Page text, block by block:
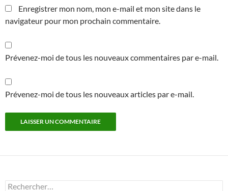
Enregistrer mon nom, mon e-mail et mon site dans le
navigateur pour mon prochain commentaire.
Prévenez-moi de tous les nouveaux commentaires par e-mail.
Prévenez-moi de tous les nouveaux articles par e-mail.
Rechercher :